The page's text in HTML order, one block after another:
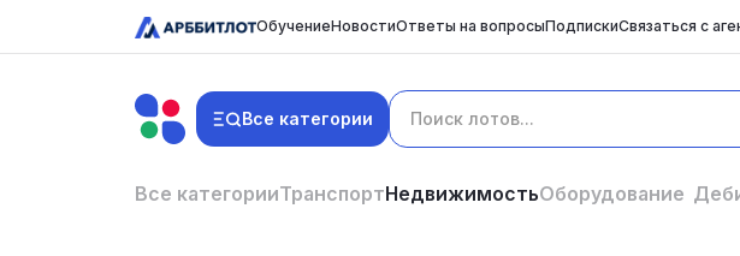
ОбучениеНовостиОтветы на вопросыПодпискиСвязаться с
Все категории
Все категорииТранспортНедвижимостьОборудование